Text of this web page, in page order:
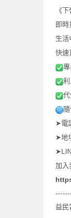
《
即
生活
快速
➤電
➤地
➤
加入
益民